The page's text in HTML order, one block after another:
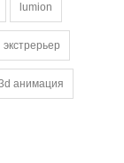
lumion
экстрерьер
анимация